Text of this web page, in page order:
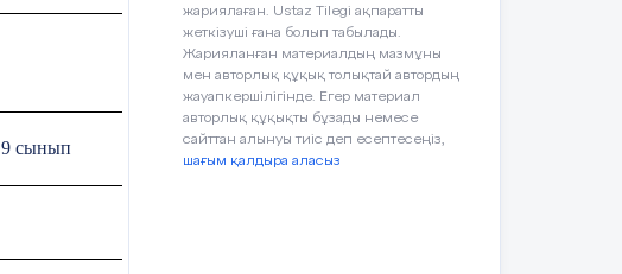
9 сынып
жариялаған. Ustaz Tilegi ақпаратты
жеткізуші ғана болып табылады.
Жарияланған материалдың мазмұны
мен авторлық құқық толықтай автордың
жауапкершілігінде. Егер материал
авторлық құқықты бұзады немесе
сайттан алынуы тиіс деп есептесеңіз,
шағым қалдыра аласыз